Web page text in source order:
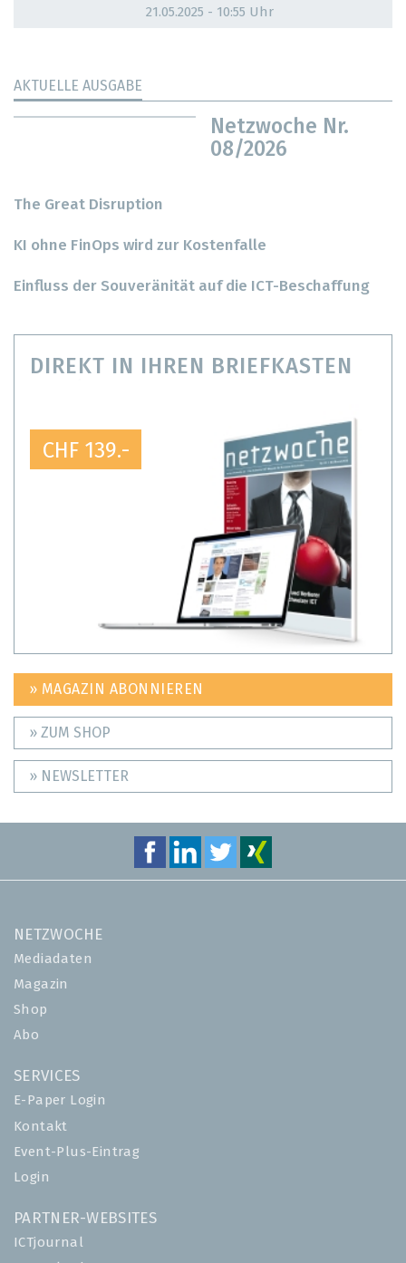
21.05.2025 - 10:55 Uhr
AKTUELLE AUSGABE
Netzwoche Nr.
08/2026
The Great Disruption
KI ohne FinOps wird zur Kostenfalle
Einfluss der Souveränität auf die ICT-Beschaffung
DIREKT IN IHREN BRIEFKASTEN
CHF 139.-
» MAGAZIN ABONNIEREN
» ZUM SHOP
» NEWSLETTER
NETZWOCHE
Mediadaten
Magazin
Shop
Abo
SERVICES
E-Paper Login
Kontakt
Event-Plus-Eintrag
Login
PARTNER-WEBSITES
ICTjournal